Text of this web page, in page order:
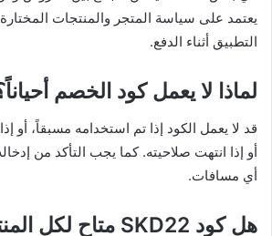
يعتمد على سياسة المتجر والمنتجات
التطبيق أثناء الدفع.
لماذا لا يعمل كود الخصم
قد لا يعمل الكود إذا تم استخدامه مسبقاً، أو
أو إذا انتهت صلاحيته. كما يجب التأكد من
أي مسافات.
هل كود SKD22 متاح لكل المنتجات؟